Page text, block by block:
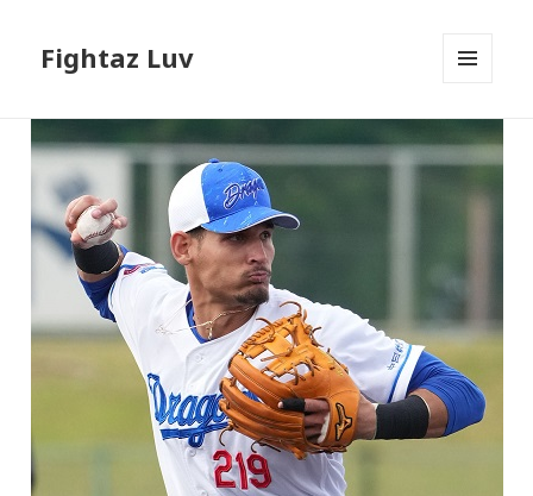
Fightaz Luv
ーとウ
ィジェ